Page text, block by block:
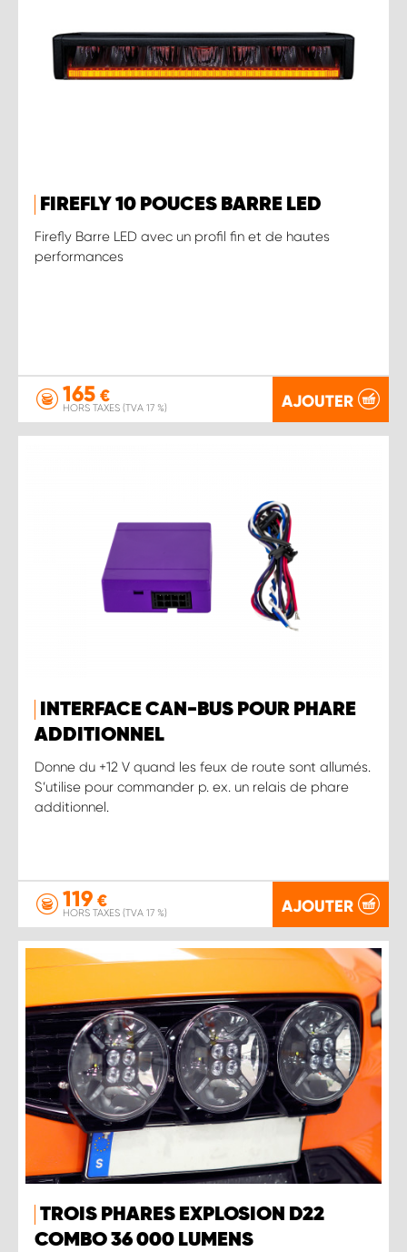
FIREFLY 10 POUCES BARRE LED
Firefly Barre LED avec un profil fin et de hautes
performances
165 €
HORS TAXES (TVA 17 %) AJOUTER
INTERFACE CAN-BUS POUR PHARE
ADDITIONNEL
Donne du +12 V quand les feux de route sont allumés.
S’utilise pour commander p. ex. un relais de phare
additionnel.
119 €
HORS TAXES (TVA 17 %) AJOUTER
TROIS PHARES EXPLOSION D22
COMBO 36 000 LUMENS